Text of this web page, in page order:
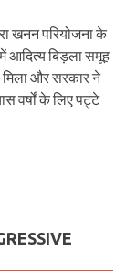
खनन परियोजना के
आदित्य बिड़ला समूह
और सरकार ने
वर्षों के लिए पट्टे